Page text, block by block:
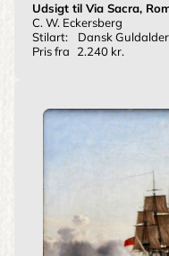
Udsigt til Via Sacra,
C. W. Eckersberg
Stilart:
Dansk Guldalder
Pris fra
2.240 kr.